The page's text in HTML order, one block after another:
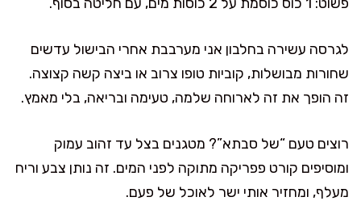
לגרסה עשירה בחלבון אני מערבבת אחרי הבישול עדשים
שחורות מבושלות, קוביות טופו צרוב או ביצה קשה קצוצה.
זה הופך את זה לארוחה שלמה, טעימה ובריאה, בלי מאמץ.
רוצים טעם “של סבתא”? מטגנים בצל עד זהוב עמוק
ומוסיפים קורט פפריקה מתוקה לפני המים. זה נותן צבע וריח
מעלף, ומחזיר אותי ישר לאוכל של פעם.